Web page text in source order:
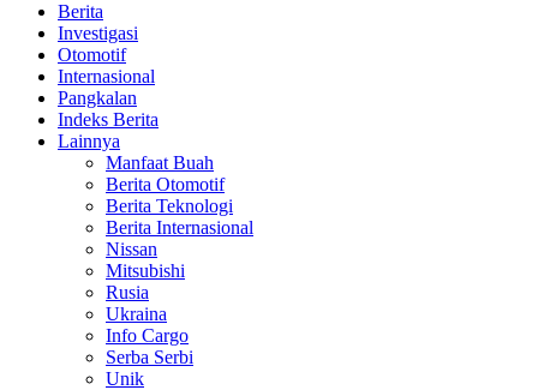
Berita
Investigasi
Otomotif
Internasional
Pangkalan
Indeks Berita
Lainnya
Manfaat Buah
Berita Otomotif
Berita Teknologi
Berita Internasional
Nissan
Mitsubishi
Rusia
Ukraina
Info Cargo
Serba Serbi
Unik